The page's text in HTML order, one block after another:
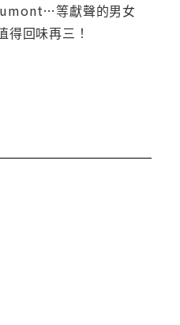
等獻聲的男女
回味再三！